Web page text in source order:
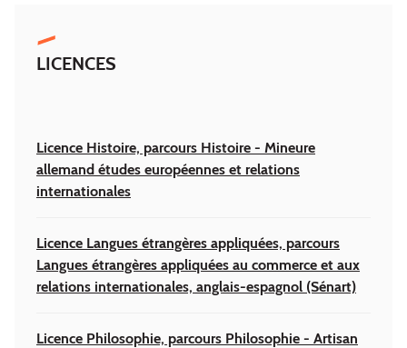
LICENCES
Licence Histoire, parcours Histoire - Mineure
allemand études européennes et relations
internationales
Licence Langues étrangères appliquées, parcours
Langues étrangères appliquées au commerce et aux
relations internationales, anglais-espagnol (Sénart)
Licence Philosophie, parcours Philosophie - Artisan